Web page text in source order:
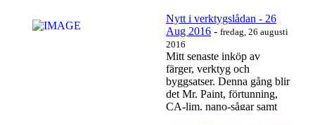
Nytt i verktygslådan - 26
Aug 2016 - fredag, 26 augusti
2016
Mitt senaste inköp av
färger, verktyg och
byggsatser. Denna gång blir
det Mr. Paint, förtunning,
CA-lim, nano-sågar samt